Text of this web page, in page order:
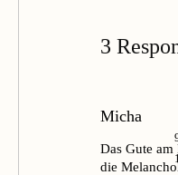
3
Micha
Das Gute
die